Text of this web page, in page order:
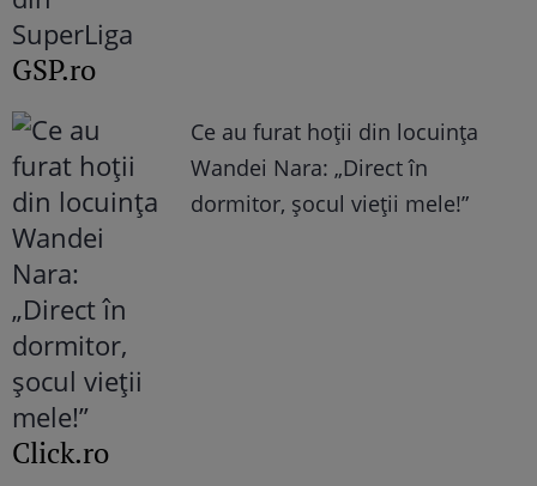
GSP.ro
Ce au furat hoții din locuința
Wandei Nara: „Direct în
dormitor, șocul vieții mele!”
Click.ro